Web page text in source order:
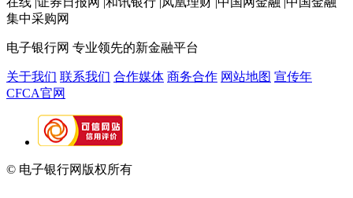
集中采购网
电子银行网 专业领先的新金融平台
关于我们 联系我们 合作媒体 商务合作 网站地图 宣传年
CFCA官网
© 电子银行网版权所有